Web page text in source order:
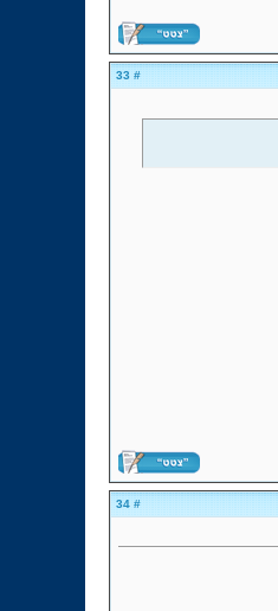
# 33
# 34